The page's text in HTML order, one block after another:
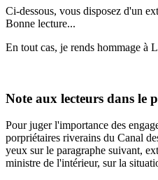
Ci-dessous, vous disposez d'un
Bonne lecture...
En tout cas, je rends hommage à
Note aux lecteurs dans le
Pour juger l'importance des
porpriétaires riverains du Canal
yeux sur le paragraphe suivant,
ministre de l'intérieur, sur la